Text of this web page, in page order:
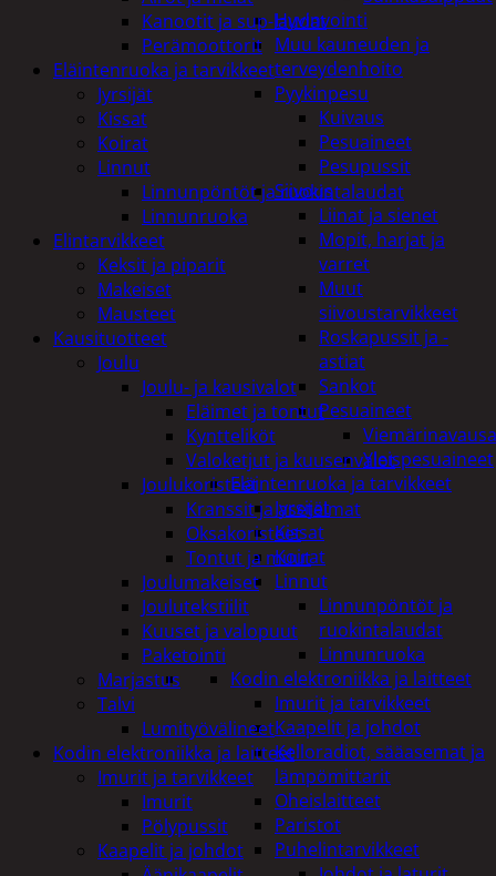
Hyvinvointi
Muu kauneuden ja
terveydenhoito
Pyykinpesu
Kuivaus
Pesuaineet
Pesupussit
Siivous
Liinat ja sienet
Mopit, harjat ja
varret
Muut
siivoustarvikkeet
Roskapussit ja -
astiat
Sankot
Pesuaineet
Yleispesuaineet
Eläintenruoka ja tarvikkeet
Jyrsijät
Kissat
Koirat
Linnut
Linnunpöntöt ja
ruokintalaudat
Linnunruoka
Kodin elektroniikka ja laitteet
Imurit ja tarvikkeet
Kaapelit ja johdot
Kelloradiot, sääasemat ja
lämpömittarit
Oheislaitteet
Paristot
Puhelintarvikkeet
Kanootit ja sup-laudat
Perämoottorit
Eläintenruoka ja tarvikkeet
Jyrsijät
Kissat
Koirat
Linnut
Linnunpöntöt ja ruokintalaudat
Linnunruoka
Elintarvikkeet
Keksit ja piparit
Makeiset
Mausteet
Kausituotteet
Joulu
Joulu- ja kausivalot
Eläimet ja tontut
Kyntteliköt
Valoketjut ja kuusenvalot
Joulukoristeet
Kranssit ja asetelmat
Oksakoristeet
Tontut ja muut
Joulumakeiset
Joulutekstiilit
Kuuset ja valopuut
Paketointi
Marjastus
Talvi
Lumityövälineet
Kodin elektroniikka ja laitteet
Imurit ja tarvikkeet
Imurit
Pölypussit
Kaapelit ja johdot